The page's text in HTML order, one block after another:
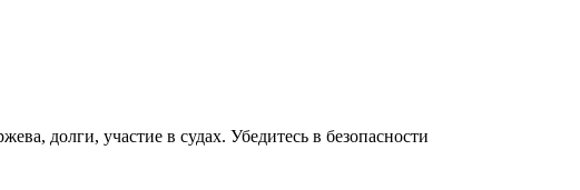
долги, участие в судах. Убедитесь в безопасности